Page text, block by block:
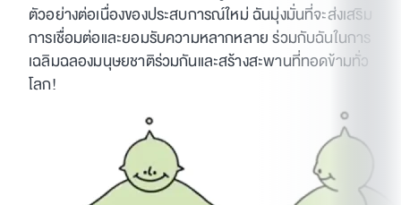
ตัวอย่างต่อเนื่องของประสบการณ์ใหม่ ฉันมุ่งมั่นที่จะส่งเสริม
การเชื่อมต่อและยอมรับความหลากหลาย ร่วมกับฉันในการ
เฉลิมฉลองมนุษยชาติร่วมกันและสร้างสะพานที่ทอดข้ามทั่ว
โลก!